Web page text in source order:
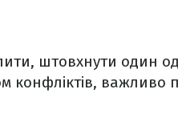
штовхнути один
конфліктів, важливо